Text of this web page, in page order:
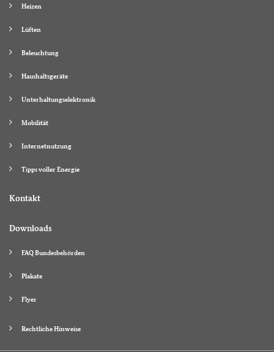
Heizen
Lüften
Beleuchtung
Haushaltsgeräte
Unterhaltungselektronik
Mobilität
Internetnutzung
Tipps voller Energie
Kontakt
Downloads
FAQ Bundesbehörden
Plakate
Flyer
Rechtliche Hinweise